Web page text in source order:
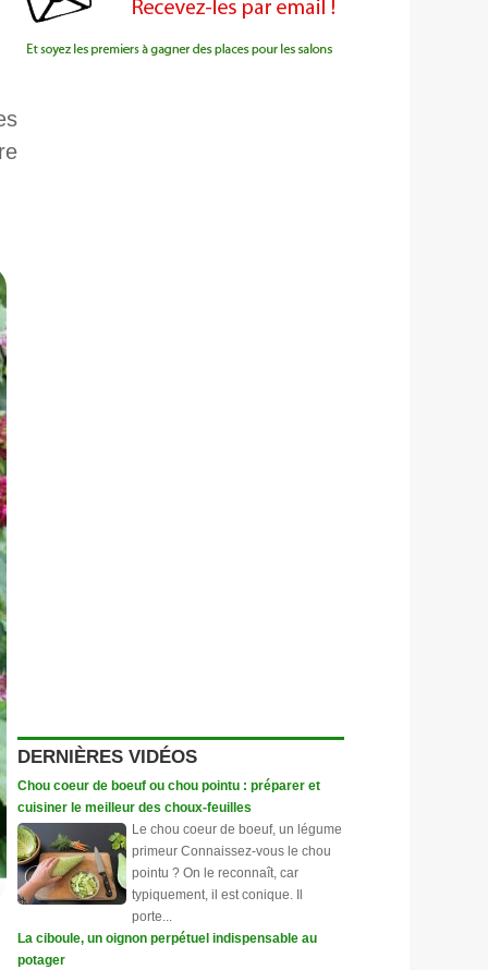
DERNIÈRES VIDÉOS
Chou coeur de boeuf ou chou pointu : préparer et
cuisiner le meilleur des choux-feuilles
Le chou coeur de boeuf, un légume
primeur Connaissez-vous le chou
pointu ? On le reconnaît, car
typiquement, il est conique. Il
porte...
La ciboule, un oignon perpétuel indispensable au
potager